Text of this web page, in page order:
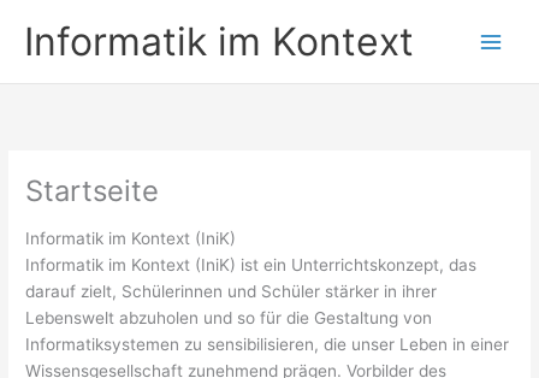
InhaltInformatik im Kontext
Startseite
Informatik im Kontext (IniK)
Informatik im Kontext (IniK) ist ein Unterrichtskonzept, das
darauf zielt, Schülerinnen und Schüler stärker in ihrer
Lebenswelt abzuholen und so für die Gestaltung von
Informatiksystemen zu sensibilisieren, die unser Leben in einer
Wissensgesellschaft zunehmend prägen. Vorbilder des